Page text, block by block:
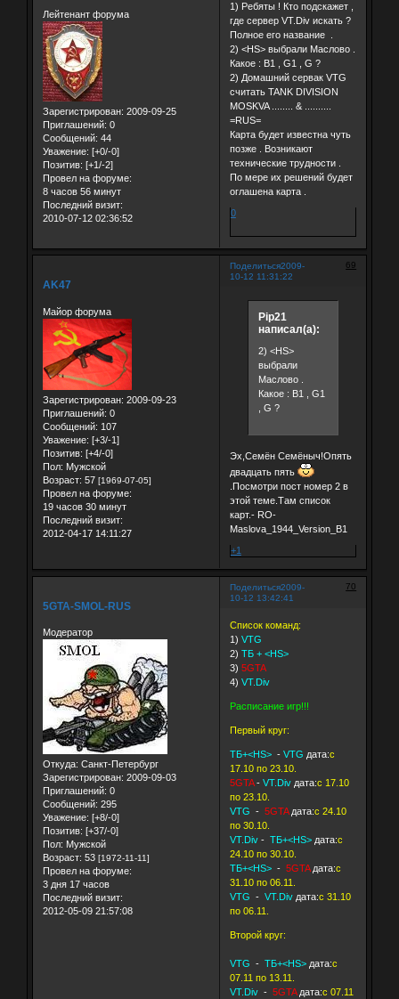
Лейтенант форума
Зарегистрирован: 2009-09-25
Приглашений: 0
Сообщений: 44
Уважение: [+0/-0]
Позитив: [+1/-2]
Провел на форуме:
8 часов 56 минут
Последний визит:
2010-07-12 02:36:52
1) Ребяты ! Кто подскажет ,
где сервер VT.Div искать ?
Полное его название .
2) <HS> выбрали Маслово .
Какое : B1 , G1 , G ?
2) Домашний сервак VTG
считать TANK DIVISION
MOSKVA ........ & ..........
=RUS=
Карта будет известна чуть
позже . Возникают
технические трудности .
По мере их решений будет
оглашена карта .
0
Поделиться 69
2009-
10-12 11:31:22
AK47
Майор форума
Зарегистрирован: 2009-09-23
Приглашений: 0
Сообщений: 107
Уважение: [+3/-1]
Позитив: [+4/-0]
Пол: Мужской
Возраст: 57 [1969-07-05]
Провел на форуме:
19 часов 30 минут
Последний визит:
2012-04-17 14:11:27
Pip21
написал(а):
2) <HS>
выбрали
Маслово .
Какое : B1 , G1
, G ?
Эх,Семён Семёныч!Опять
двадцать пять
.Посмотри пост номер 2 в
этой теме.Там список
карт.- RO-
Maslova_1944_Version_B1
+1
Поделиться 70
2009-
10-12 13:42:41
5GTA-SMOL-RUS
Модератор
Откуда: Санкт-Петербург
Зарегистрирован: 2009-09-03
Приглашений: 0
Сообщений: 295
Уважение: [+8/-0]
Позитив: [+37/-0]
Пол: Мужской
Возраст: 53 [1972-11-11]
Провел на форуме:
3 дня 17 часов
Последний визит:
2012-05-09 21:57:08
Список команд:
1) VTG
2) TБ + <HS>
3) 5GTA
4) VT.Div
Расписание игр!!!
Первый круг:
ТБ+<HS>- VTG дата:с
17.10 по 23.10.
5GTA- VT.Div дата:с 17.10
по 23.10.
VTG - 5GTAдата:с 24.10
по 30.10.
VT.Div - ТБ+<HS>дата:с
24.10 по 30.10.
ТБ+<HS>- 5GTA дата:с
31.10 по 06.11.
VTG - VT.Divдата:с 31.10
по 06.11.
Второй круг:
VTG - ТБ+<HS>дата:с
07.11 по 13.11.
VT.Div- 5GTAдата:с 07.11